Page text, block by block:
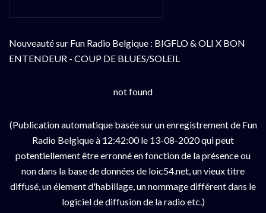
Nouveauté sur Fun Radio Belgique : BIGFLO & OLI X BON
ENTENDEUR - COUP DE BLUES/SOLEIL
not found
(Publication automatique basée sur un enregistrement de Fun
Radio Belgique à 12:42:00 le 13-08-2020 qui peut
potentiellement être erronné en fonction de la présence ou
non dans la base de données de loic54.net, un vieux titre
diffusé, un élement d'habillage, un nommage différent dans le
logiciel de diffusion de la radio etc.)